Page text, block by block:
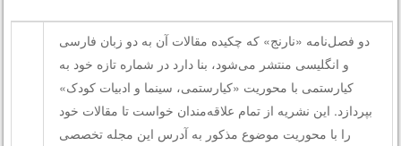
دو فصل‌نامه «نارنج» که چکیده مقالات آن به دو زبان فارسی
و انگلیسی منتشر می‌شود، بنا دارد در شماره تازه خود به
کیارستمی با محوریت «کیارستمی، سینما و ادبیات کودک»
بپردازد. این نشریه از تمام علاقه‌مندان خواست تا مقالات خود
را با محوریت موضوع مذکور به آدرس این مجله تخصصی